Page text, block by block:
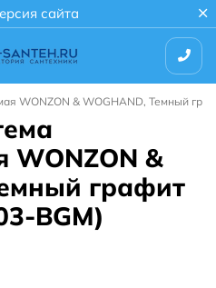
сайта
WONZON & WOGHAND, Темный
WONZON &
графит
BGM)